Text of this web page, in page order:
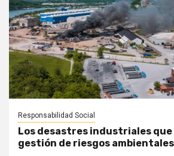
Responsabilidad Social
Los desastres industriales
gestión de riesgos ambientales